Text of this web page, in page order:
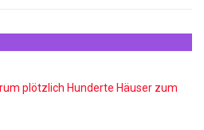
plötzlich Hunderte Häuser zum